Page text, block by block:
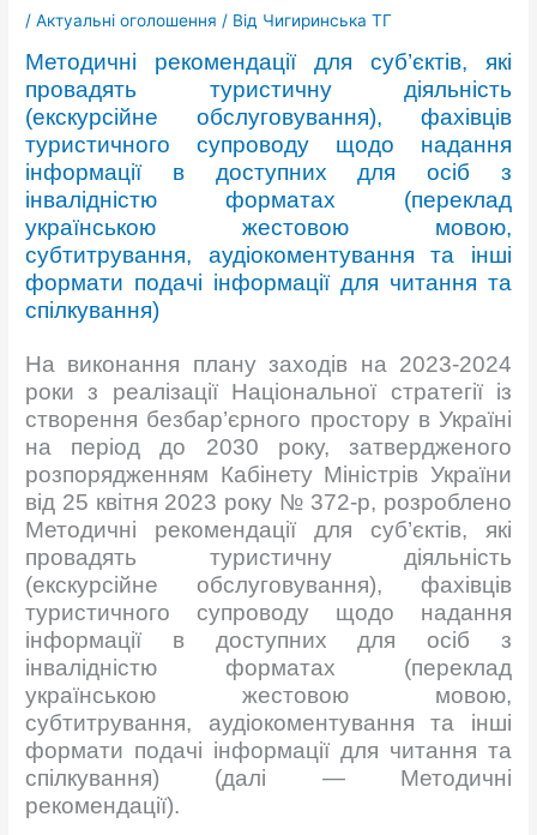
/Актуальні оголошення / Від Чигиринська ТГ
Методичні рекомендації для суб’єктів, які
провадять туристичну діяльність
(екскурсійне обслуговування), фахівців
туристичного супроводу щодо надання
інформації в доступних для осіб з
інвалідністю форматах (переклад
українською жестовою мовою,
субтитрування, аудіокоментування та інші
формати подачі інформації для читання та
спілкування)
На виконання плану заходів на 2023-2024
роки з реалізації Національної стратегії із
створення безбар’єрного простору в Україні
на період до 2030 року, затвердженого
розпорядженням Кабінету Міністрів України
від 25 квітня 2023 року № 372-р, розроблено
Методичні рекомендації для суб’єктів, які
провадять туристичну діяльність
(екскурсійне обслуговування), фахівців
туристичного супроводу щодо надання
інформації в доступних для осіб з
інвалідністю форматах (переклад
українською жестовою мовою,
субтитрування, аудіокоментування та інші
формати подачі інформації для читання та
спілкування) (далі — Методичні
рекомендації).